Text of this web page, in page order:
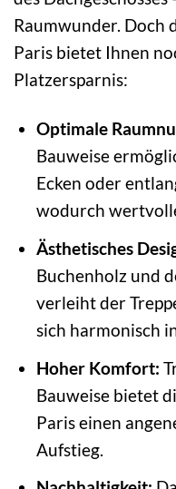
Raumwunder. Doch
Paris bietet Ihnen
Platzersparnis:
Optimale
Bauweise
Ecken oder
wodurch
Ästhetisches
Buchenholz und
verleiht der
sich harmonisch
Hoher Komfort:
Bauweise bietet
Paris einen
Aufstieg.